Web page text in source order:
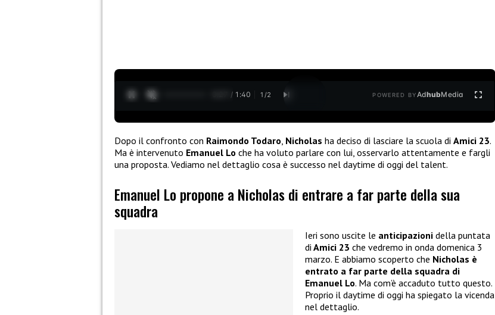
0:28 / 1:40 1 /2 POWERED BYAdhubMedia
Dopo il confronto con Raimondo Todaro Nicholas ha deciso di lasciare la scuola di Amici 23.
Ma è intervenuto Emanuel Lo che ha voluto parlare con lui, osservarlo attentamente e fargli
una proposta. Vediamo nel dettaglio cosa è successo nel daytime di oggi del talent.
Emanuel Lo propone a Nicholas di entrare a far parte della sua
squadra
Ieri sono uscite le anticipazioni della puntata
di Amici 23 che vedremo in onda domenica 3
marzo. E abbiamo scoperto che Nicholas è
entrato a far parte della squadra di
Emanuel Lo. Ma com’è accaduto tutto questo.
Proprio il daytime di oggi ha spiegato la vicenda
nel dettaglio.